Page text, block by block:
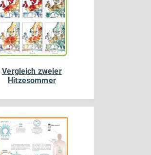
Vergleich zweier
Hitzesommer